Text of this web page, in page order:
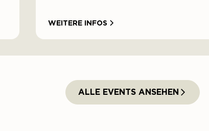
WEITERE INFOS
ALLE EVENTS ANSEHEN